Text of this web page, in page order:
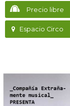
Precio libre
Espacio Circo